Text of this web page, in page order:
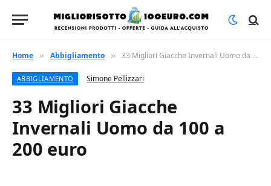
Home » Abbigliamento » 33 Migliori Giacche Invernali Uomo da 100 a 200 euro
ABBIGLIAMENTO Simone Pellizzari
33 Migliori Giacche
Invernali Uomo da 100 a
200 euro